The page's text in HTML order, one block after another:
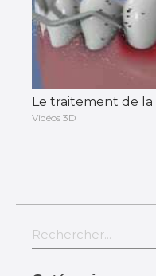
Le traitement de
Vidéos 3D
Rechercher